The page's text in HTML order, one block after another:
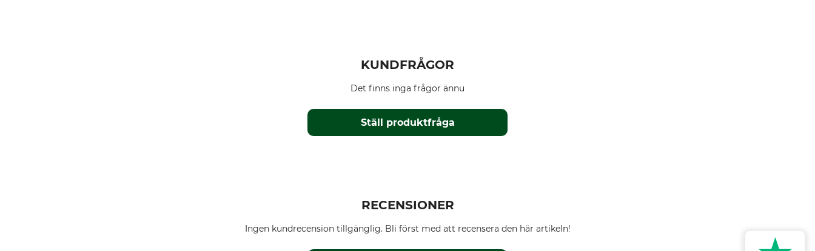
KUNDFRÅGOR
Ställ produktfråga
Det finns inga frågor ännu
RECENSIONER
Ingen kundrecension tillgänglig. Bli först med att recensera den här artikeln!